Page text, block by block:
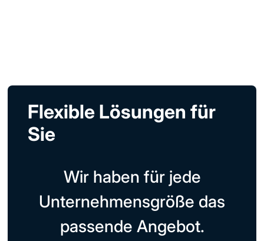
Flexible Lösungen für
Sie
Wir haben für jede
Unternehmensgröße das
passende Angebot.